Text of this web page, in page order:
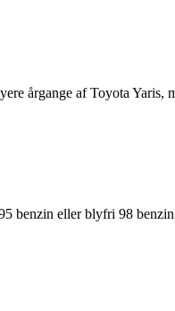
årgange af Toyota
benzin eller blyfri 98